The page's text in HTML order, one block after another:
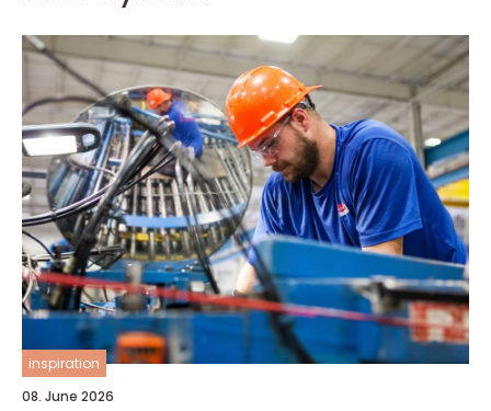
inspiration
08. June 2026